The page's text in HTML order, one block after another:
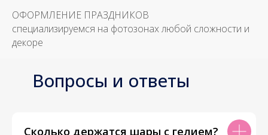
ОФОРМЛЕНИЕ ПРАЗДНИКОВ
специализируемся на фотозонах любой сложности и
декоре
Вопросы и ответы
Сколько держатся шары с гелием?